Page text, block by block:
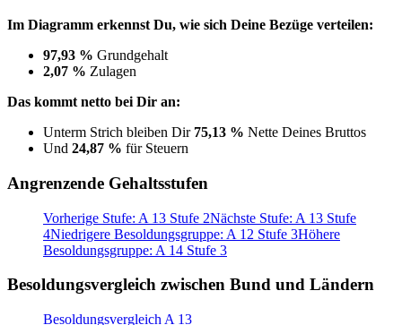
Im Diagramm erkennst Du, wie sich Deine Bezüge verteilen:
97,93 % Grundgehalt
2,07 % Zulagen
Das kommt netto bei Dir an:
Unterm Strich bleiben Dir 75,13 % Nette Deines Bruttos
Und 24,87 % für Steuern
Angrenzende Gehaltsstufen
Vorherige Stufe: A 13 Stufe 2Nächste Stufe: A 13 Stufe
4Niedrigere Besoldungsgruppe: A 12 Stufe 3Höhere
Besoldungsgruppe: A 14 Stufe 3
Besoldungsvergleich zwischen Bund und Ländern
Besoldungsvergleich A 13